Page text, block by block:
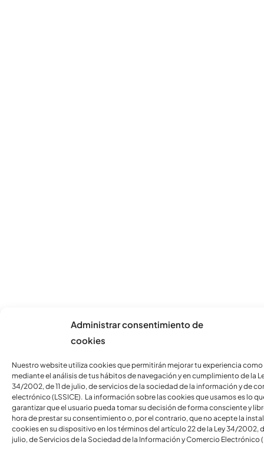
Administrar consentimiento de
cookies
Nuestro website utiliza cookies que permitirán mejorar tu experiencia como
mediante el análisis de tus hábitos de navegación y en cumplimiento de la
34/2002, de 11 de julio, de servicios de la sociedad de la información y de
electrónico (LSSICE). La información sobre las cookies que usamos es lo
garantizar que el usuario pueda tomar su decisión de forma consciente y
hora de prestar su consentimiento o, por el contrario, que no acepte la
cookies en su dispositivo en los términos del artículo 22 de la Ley 34/2002,
julio, de Servicios de la Sociedad de la Información y Comercio Electrónico